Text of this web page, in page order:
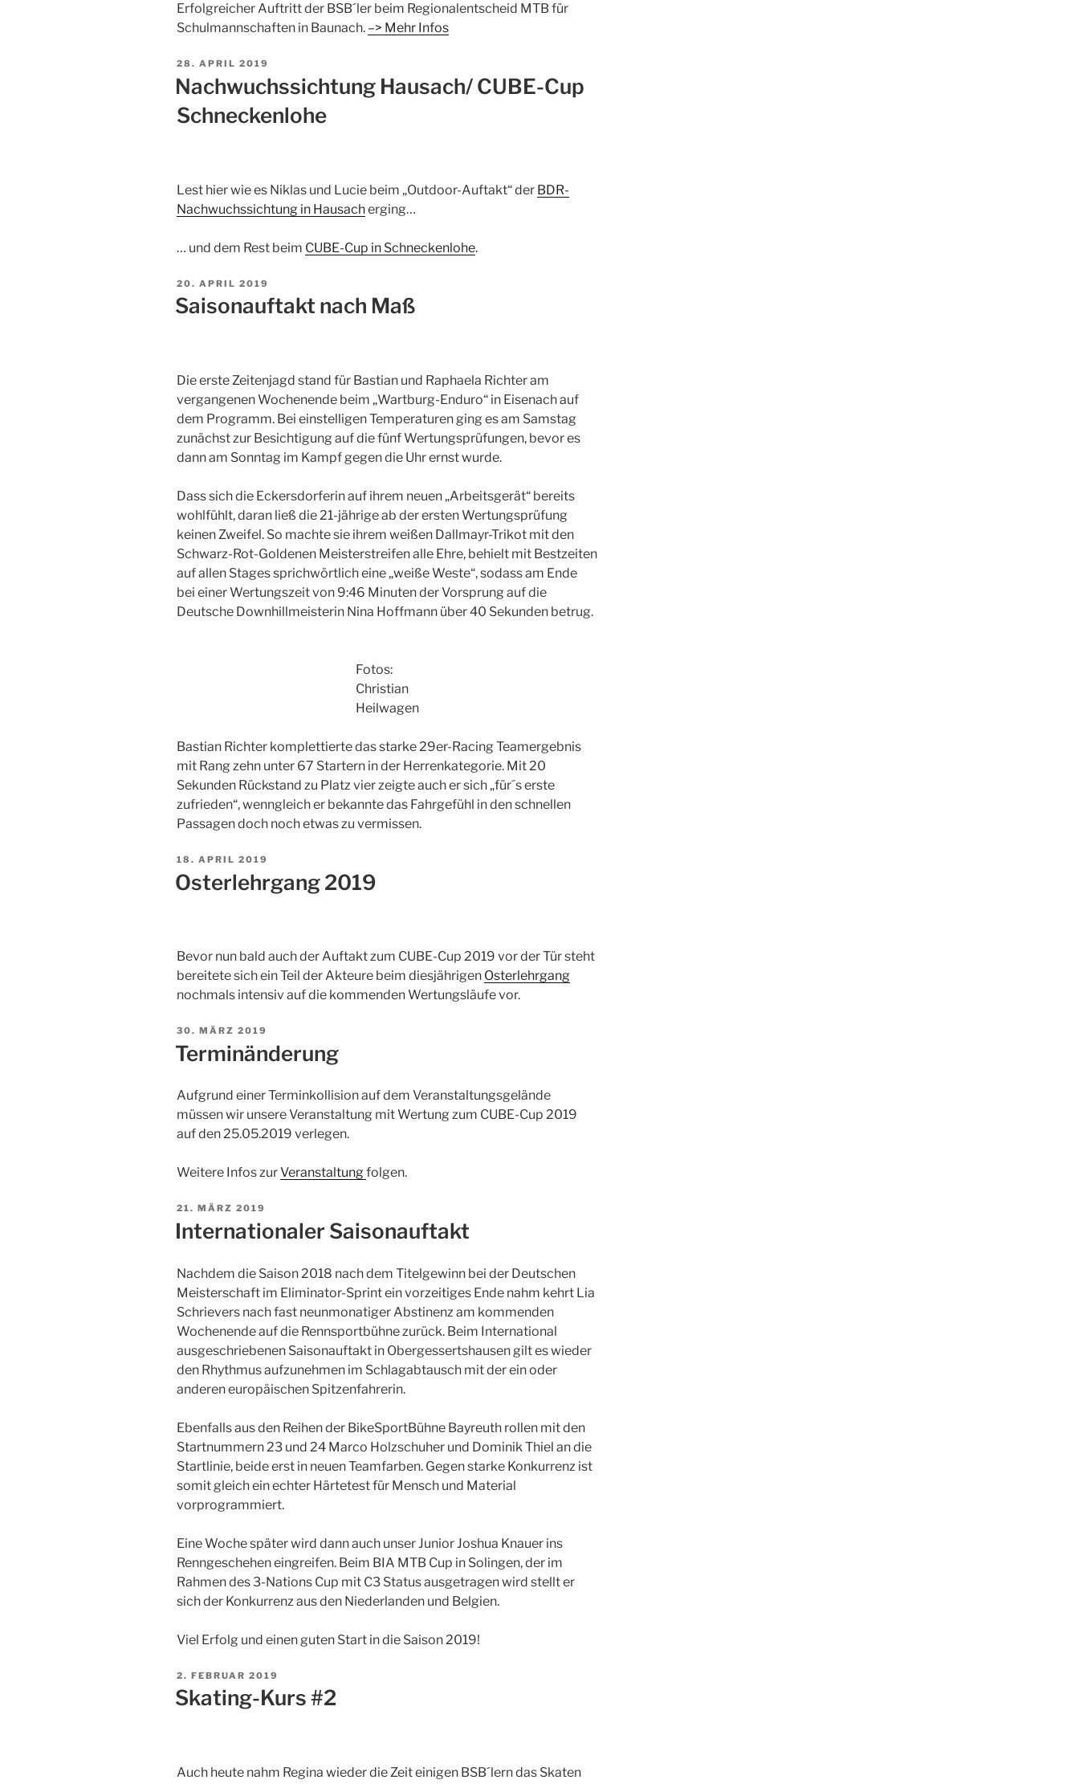
Erfolgreicher Auftritt der BSB´ler beim Regionalentscheid MTB für
Schulmannschaften in Baunach. –> Mehr Infos
28. APRIL 2019
Nachwuchssichtung Hausach/ CUBE-Cup
Schneckenlohe
Lest hier wie es Niklas und Lucie beim „Outdoor-Auftakt“ der BDR-
Nachwuchssichtung in Hausacherging…
… und dem Rest beim CUBE-Cup in Schneckenlohe.
20. APRIL 2019
Saisonauftakt nach Maß
Die erste Zeitenjagd stand für Bastian und Raphaela Richter am
vergangenen Wochenende beim „Wartburg-Enduro“ in Eisenach auf
dem Programm. Bei einstelligen Temperaturen ging es am Samstag
zunächst zur Besichtigung auf die fünf Wertungsprüfungen, bevor es
dann am Sonntag im Kampf gegen die Uhr ernst wurde.
Dass sich die Eckersdorferin auf ihrem neuen „Arbeitsgerät“ bereits
wohlfühlt, daran ließ die 21-jährige ab der ersten Wertungsprüfung
keinen Zweifel. So machte sie ihrem weißen Dallmayr-Trikot mit den
Schwarz-Rot-Goldenen Meisterstreifen alle Ehre, behielt mit Bestzeiten
auf allen Stages sprichwörtlich eine „weiße Weste“, sodass am Ende
bei einer Wertungszeit von 9:46 Minuten der Vorsprung auf die
Deutsche Downhillmeisterin Nina Hoffmann über 40 Sekunden betrug.
Fotos:
Christian
Heilwagen
Bastian Richter komplettierte das starke 29er-Racing Teamergebnis
mit Rang zehn unter 67 Startern in der Herrenkategorie. Mit 20
Sekunden Rückstand zu Platz vier zeigte auch er sich „für´s erste
zufrieden“, wenngleich er bekannte das Fahrgefühl in den schnellen
Passagen doch noch etwas zu vermissen.
18. APRIL 2019
Osterlehrgang 2019
Bevor nun bald auch der Auftakt zum CUBE-Cup 2019 vor der Tür steht
bereitete sich ein Teil der Akteure beim diesjährigen Osterlehrgang
nochmals intensiv auf die kommenden Wertungsläufe vor.
30. MÄRZ 2019
Terminänderung
Aufgrund einer Terminkollision auf dem Veranstaltungsgelände
müssen wir unsere Veranstaltung mit Wertung zum CUBE-Cup 2019
auf den 25.05.2019 verlegen.
Weitere Infos zurVeranstaltungfolgen.
21. MÄRZ 2019
Internationaler Saisonauftakt
Nachdem die Saison 2018 nach dem Titelgewinn bei der Deutschen
Meisterschaft im Eliminator-Sprint ein vorzeitiges Ende nahm kehrt Lia
Schrievers nach fast neunmonatiger Abstinenz am kommenden
Wochenende auf die Rennsportbühne zurück. Beim International
ausgeschriebenen Saisonauftakt in Obergessertshausen gilt es wieder
den Rhythmus aufzunehmen im Schlagabtausch mit der ein oder
anderen europäischen Spitzenfahrerin.
Ebenfalls aus den Reihen der BikeSportBühne Bayreuth rollen mit den
Startnummern 23 und 24 Marco Holzschuher und Dominik Thiel an die
Startlinie, beide erst in neuen Teamfarben. Gegen starke Konkurrenz ist
somit gleich ein echter Härtetest für Mensch und Material
vorprogrammiert.
Eine Woche später wird dann auch unser Junior Joshua Knauer ins
Renngeschehen eingreifen. Beim BIA MTB Cup in Solingen, der im
Rahmen des 3-Nations Cup mit C3 Status ausgetragen wird stellt er
sich der Konkurrenz aus den Niederlanden und Belgien.
Viel Erfolg und einen guten Start in die Saison 2019!
2. FEBRUAR 2019
Skating-Kurs #2
Auch heute nahm Regina wieder die Zeit einigen BSB´lern das Skaten